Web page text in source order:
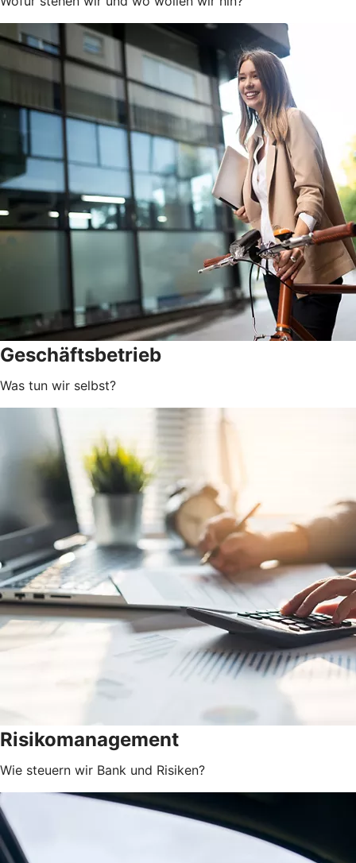
Geschäftsbetrieb
Was tun wir selbst?
Risikomanagement
Wie steuern wir Bank und Risiken?